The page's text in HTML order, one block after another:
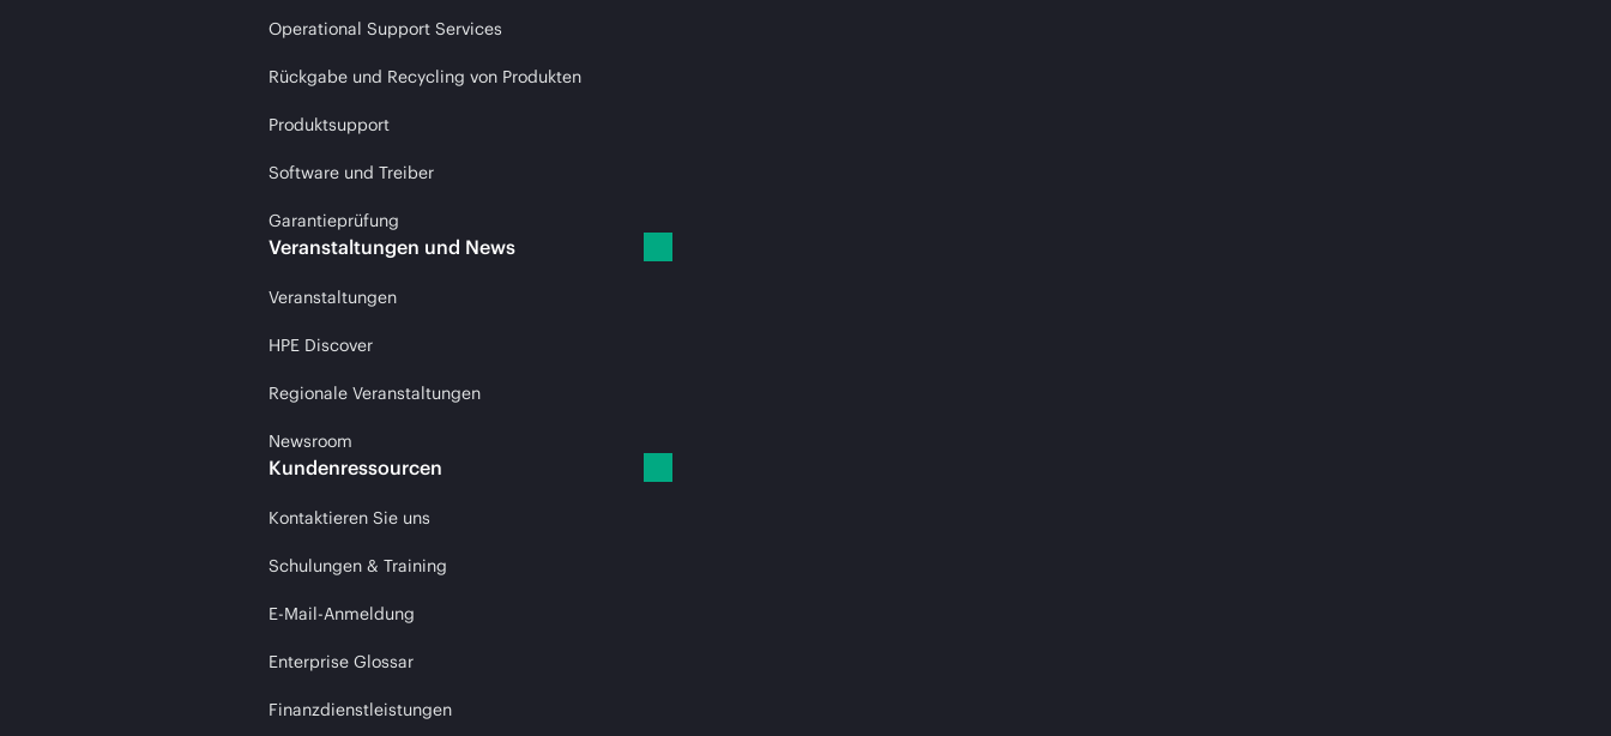
Operational Support Services
Rückgabe und Recycling von Produkten
Produktsupport
Software und Treiber
Garantieprüfung
Veranstaltungen und News
Veranstaltungen
HPE Discover
Regionale Veranstaltungen
Newsroom
Kundenressourcen
Kontaktieren Sie uns
Schulungen & Training
E-Mail-Anmeldung
Enterprise Glossar
Finanzdienstleistungen